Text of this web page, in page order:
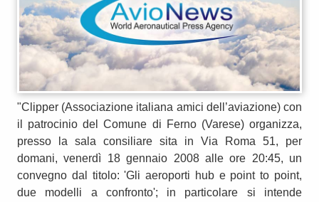
"Clipper (Associazione italiana amici dell’aviazione) con
il patrocinio del Comune di Ferno (Varese) organizza,
presso la sala consiliare sita in Via Roma 51, per
domani, venerdì 18 gennaio 2008 alle ore 20:45, un
convegno dal titolo: 'Gli aeroporti hub e point to point,
due modelli a confronto'; in particolare si intende